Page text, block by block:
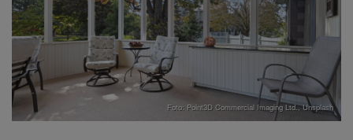
Foto: Point3D Commercial Imaging Ltd.,Unsplash